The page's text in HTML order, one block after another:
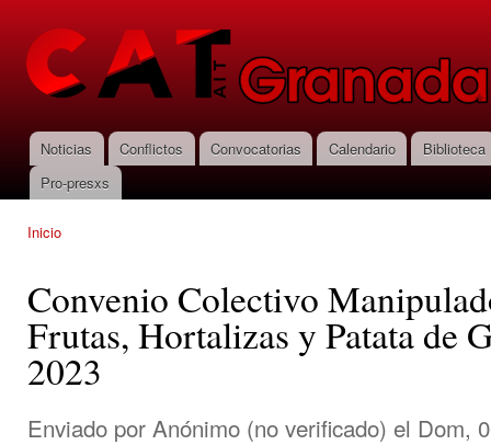
CNT-AIT
Granada
Menú principal
Noticias Conflictos Convocatorias Calendario
Biblioteca
Pro-presxs
Inicio
Convenio Colectivo
Frutas, Hortalizas y Patata de
2023
Enviado por Anónimo (no verificado) el Dom,